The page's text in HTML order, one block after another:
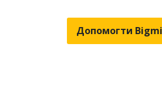
Допомогти